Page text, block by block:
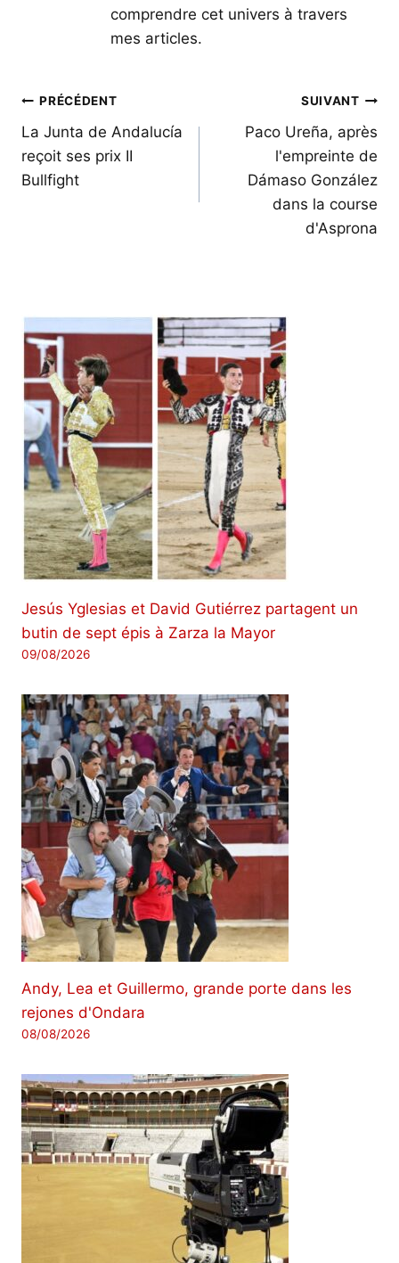
comprendre cet univers à travers
mes articles.
Navigation
de
l’article
PRÉCÉDENT
La Junta de Andalucía
reçoit ses prix II
Bullfight
SUIVANT
Paco Ureña, après
l'empreinte de
Dámaso González
dans la course
d'Asprona
Jesús Yglesias et David Gutiérrez partagent un
butin de sept épis à Zarza la Mayor
09/08/2026
Andy, Lea et Guillermo, grande porte dans les
rejones d'Ondara
08/08/2026